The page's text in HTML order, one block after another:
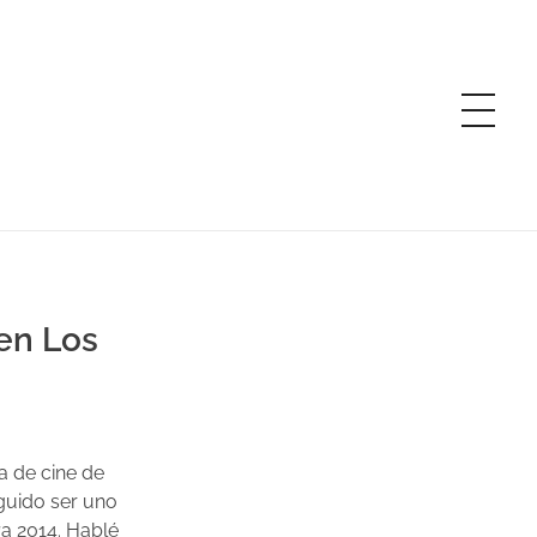
Los
de cine de
ser uno
2014. Hablé